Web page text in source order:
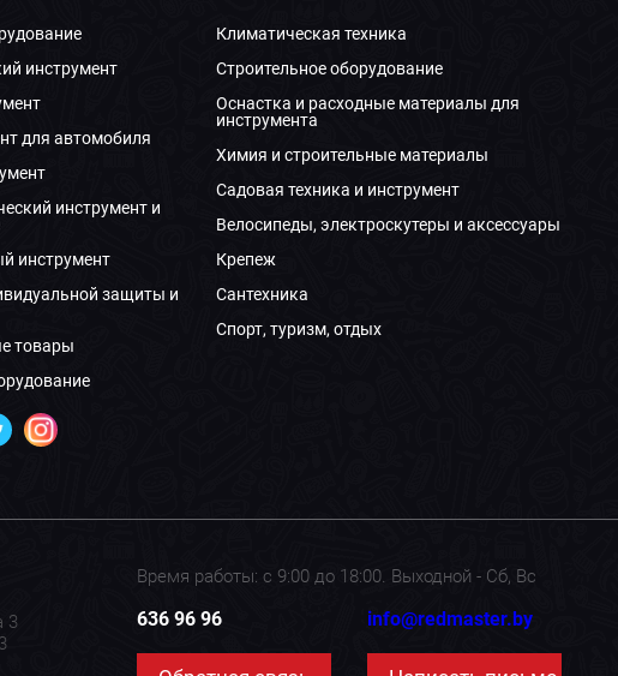
инструмент
для автомобиля
инструмент и
инструмент
защиты и
товары
Климатическая техника
Строительное оборудование
Оснастка и расходные материалы для
инструмента
Химия и строительные материалы
Садовая техника и инструмент
Велосипеды, электроскутеры и аксессуары
Крепеж
Сантехника
Спорт, туризм, отдых
3
Время работы: с 9:00 до 18:00. Выходной - Сб, Вс
636 96 96 info@redmaster.by